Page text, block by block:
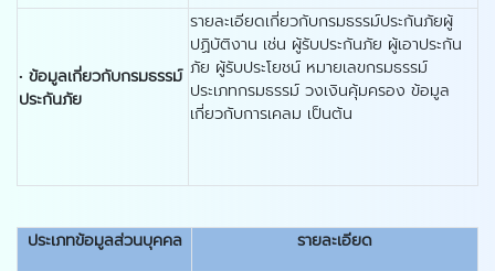
• ข้อมูลเกี่ยวกับกรมธรรม์
ประกันภัย
รายละเอียดเกี่ยวกับกรมธรรม์ประกันภัยผู้
ปฏิบัติงาน เช่น ผู้รับประกันภัย ผู้เอาประกัน
ภัย ผู้รับประโยชน์ หมายเลขกรมธรรม์
ประเภทกรมธรรม์ วงเงินคุ้มครอง ข้อมูล
เกี่ยวกับการเคลม เป็นต้น
ประเภทข้อมูลส่วนบุคคล รายละเอียด